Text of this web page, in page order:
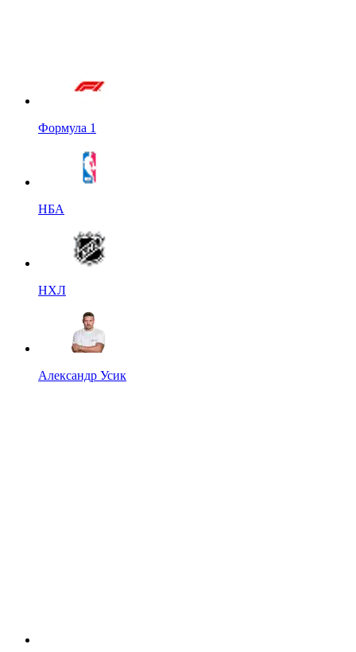
Формула 1
НБА
НХЛ
Александр Усик